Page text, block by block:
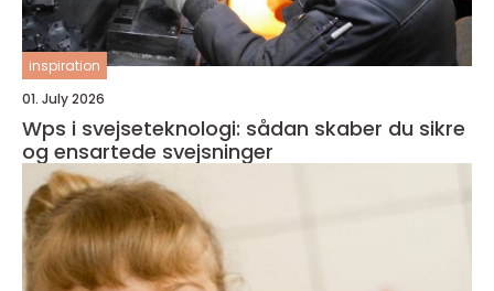
inspiration
01. July 2026
Wps i svejseteknologi: sådan skaber du sikre
og ensartede svejsninger